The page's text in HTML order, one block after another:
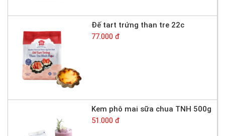
Đế tart trứng than tre 22c
77.000 đ
Kem phô mai sữa chua TNH 500g
51.000 đ